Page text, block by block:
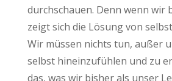
durchschauen. Denn wenn wir
zeigt sich die Lösung von
Wir müssen nichts tun, außer
selbst hineinzufühlen und zu
das, was wir bisher als unser